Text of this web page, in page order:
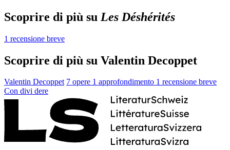
Scoprire di più su Les Déshérités
1 recensione breve
Scoprire di più su Valentin Decoppet
Valentin Decoppet 7 opere 1 approfondimento 1 recensione breve
Con divi dere